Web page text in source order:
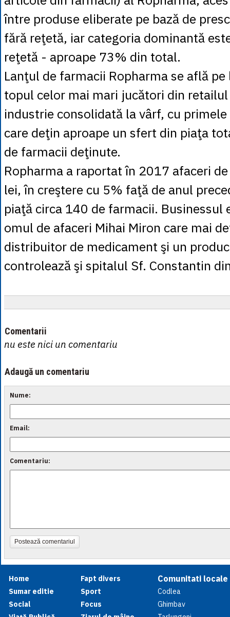
între produse eliberate pe bază de
fără reţetă, iar categoria dominantă
reţetă - aproape 73% din total.
Lanţul de farmacii Ropharma se află
topul celor mai mari jucători din
industrie consolidată la vârf, cu
care deţin aproape un sfert din piaţa
de farmacii deţinute.
Ropharma a raportat în 2017 afaceri
lei, în creştere cu 5% faţă de anul
piaţă circa 140 de farmacii. Businessul
omul de afaceri Mihai Miron care mai
distribuitor de medicament şi un
controlează şi spitalul Sf. Constantin
Comentarii
nu este nici un comentariu
Adaugă un comentariu
Nume:
Email:
Comentariu:
Postează comentariul
Home
Sumar editie
Social
Fapt divers
Sport
Focus
Comunitati locale
Codlea
Ghimbav